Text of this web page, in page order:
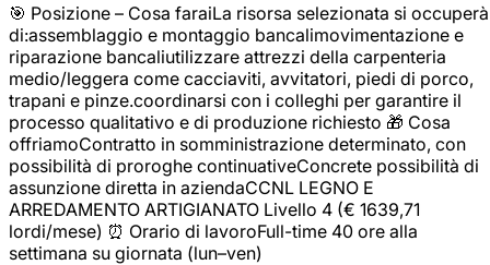
🎯 Posizione – Cosa faraiLa risorsa selezionata si occuperà
di:assemblaggio e montaggio bancalimovimentazione e
riparazione bancaliutilizzare attrezzi della carpenteria
medio/leggera come cacciaviti, avvitatori, piedi di porco,
trapani e pinze.coordinarsi con i colleghi per garantire il
processo qualitativo e di produzione richiesto 🎁 Cosa
offriamoContratto in somministrazione determinato, con
possibilità di proroghe continuativeConcrete possibilità di
assunzione diretta in aziendaCCNL LEGNO E
ARREDAMENTO ARTIGIANATO Livello 4 (€ 1639,71
lordi/mese) ⏰ Orario di lavoroFull-time 40 ore alla
settimana su giornata (lun–ven)